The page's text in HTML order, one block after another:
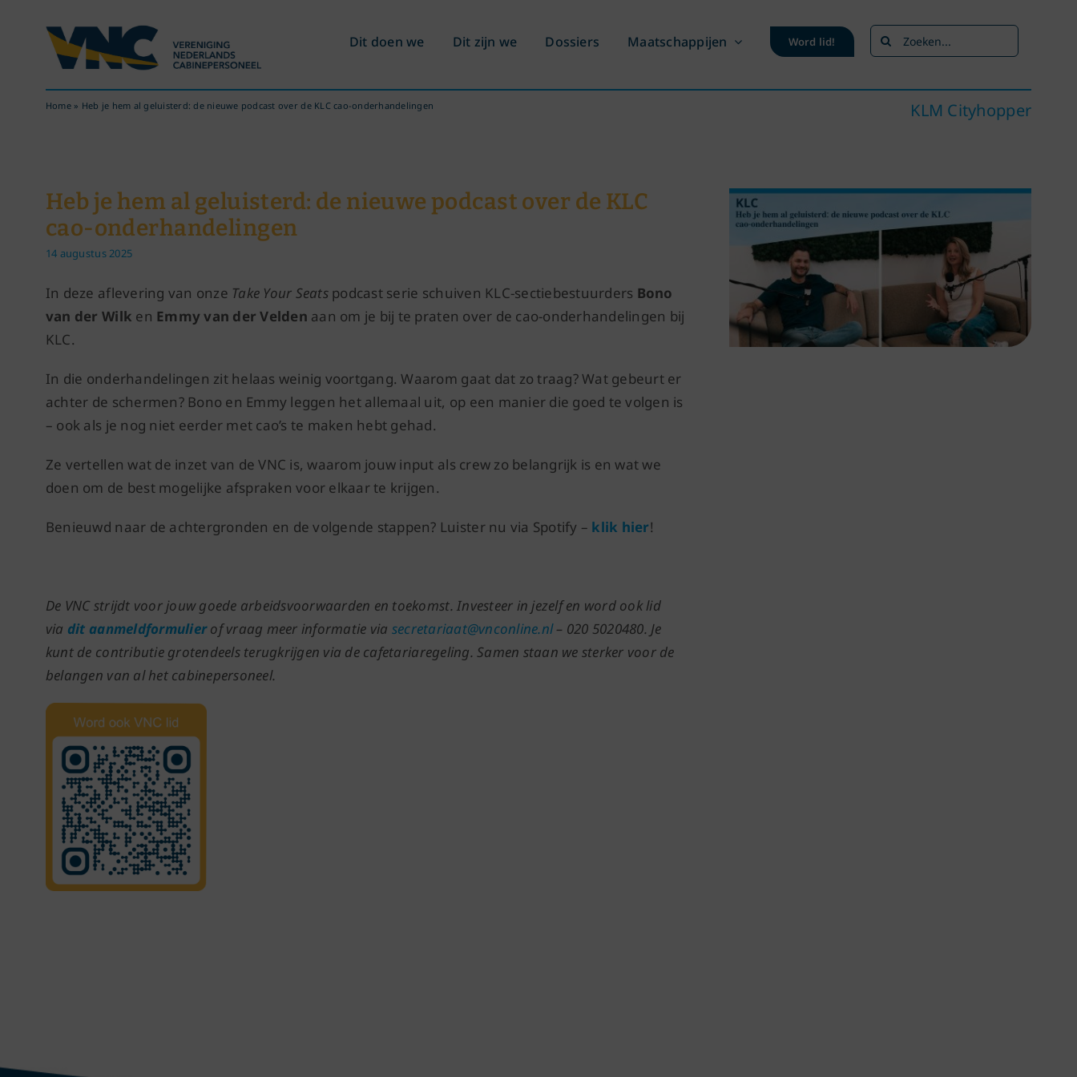
Dit doen we Dit zijn we Dossiers Maatschappijen Word lid!
Zoeken
naar:
Home» Heb je hem al geluisterd: de nieuwe podcast over de KLC cao-onderhandelingen KLM Cityhopper
Heb je hem al geluisterd: de nieuwe podcast over de KLC
cao-onderhandelingen
14 augustus 2025
In deze aflevering van onze Take Your Seatspodcast serie schuiven KLC-sectiebestuurders Bono
van der Wilk en Emmy van der Velden aan om je bij te praten over de cao-onderhandelingen bij
KLC.
In die onderhandelingen zit helaas weinig voortgang. Waarom gaat dat zo traag? Wat gebeurt er
achter de schermen? Bono en Emmy leggen het allemaal uit, op een manier die goed te volgen is
– ook als je nog niet eerder met cao’s te maken hebt gehad.
Ze vertellen wat de inzet van de VNC is, waarom jouw input als crew zo belangrijk is en wat we
doen om de best mogelijke afspraken voor elkaar te krijgen.
Benieuwd naar de achtergronden en de volgende stappen? Luister nu via Spotify – klik hier!
De VNC strijdt voor jouw goede arbeidsvoorwaarden en toekomst. Investeer in jezelf en word ook lid
via dit aanmeldformulierof vraag meer informatie via secretariaat@vnconline.nl– 020 5020480. Je
kunt de contributie grotendeels terugkrijgen via de cafetariaregeling. Samen staan we sterker voor de
belangen van al het cabinepersoneel.